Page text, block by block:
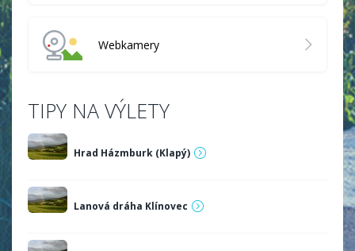
Webkamery
TIPY NA VÝLETY
Hrad Házmburk (Klapý)
Lanová dráha Klínovec